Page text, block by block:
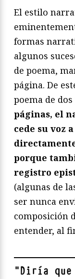
El estilo
formas
algunos
de poema,
página. De
poema de
páginas, el
cede su voz
porque
registro
(algunas de
ser nunca
composición
entender, al
"Diría